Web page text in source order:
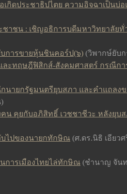
เกิดประชาธิปไตย ความอิจฉาเป็นบ่
าชน : เชิญอธิการบดีมหาวิทยาลัยทั่
บการขายหุ้นชินคอร์ป(๖) (วิพากษ์ยับ
และทฤษฎีฟิสิกส์-สังคมศาสตร์ กรณีก
นายกรัฐมนตรียุบสภา และคำแถลง
)
คน คุยกับอภิสิทธิ์ เวชชาชีวะ หลังยุบ
ไปของนายกทักษิณ (ศ.ดร.นิธิ เอียว
การเมืองไทยไล่ทักษิณ (ชำนาญ จันท